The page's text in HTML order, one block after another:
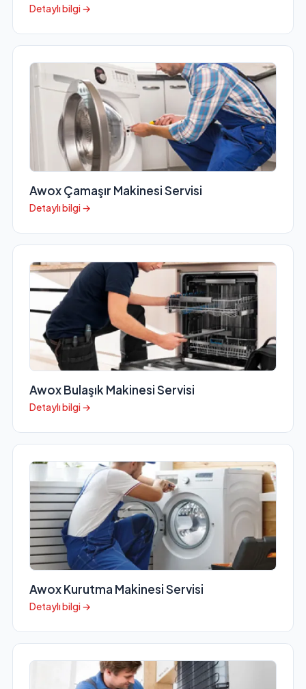
Detaylı bilgi →
Awox Çamaşır Makinesi Servisi
Detaylı bilgi →
Awox Bulaşık Makinesi Servisi
Detaylı bilgi →
Awox Kurutma Makinesi Servisi
Detaylı bilgi →